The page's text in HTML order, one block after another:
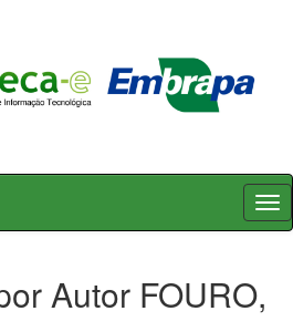
Autor FOURO,